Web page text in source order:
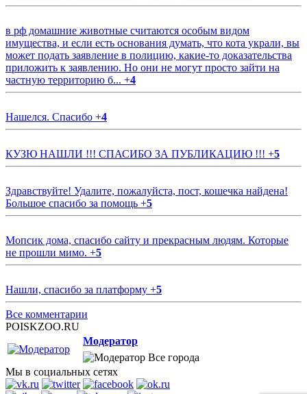
в рф домашние животные считаются особым видом
имущества, и если есть основания думать, что кота украли, вы
может подать заявление в полицию, какие-то доказательства
приложить к заявлению. Но они не могут просто зайти на
частную территорию б... +4
Нашелся. Спасибо +4
КУЗЮ НАШЛИ !!! СПАСИБО ЗА ПУБЛИКАЦИЮ !!! +5
Здравствуйте! Удалите, пожалуйста, пост, кошечка найдена!
Большое спасибо за помощь +5
Мопсик дома, спасибо сайту и прекрасным людям. Которые
не прошли мимо. +5
Нашли, спасибо за платформу +5
Все комментарии
POISKZOO.RU
Модератор
Все города
Мы в социальных сетях